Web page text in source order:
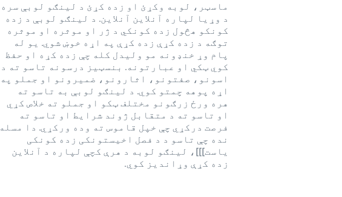
ماسټر، لوبه وکړئ او زده کړئ د لینګو لوبې سره
د وړیا لپاره آنلاین آنلاین. د لینګو لوبې د زده
کونکو هڅول زده کونکي د ژر او موثره او موثره
توګه د زده کړې زده کړې په اړه خوښ شوي. یو له
پام وړ خنډونه مو ولیدل کله چې زده کړه او حفظ
کوي ټکي او عبارتونه. بنسټیز درسونه تاسو ته د
اسونو، صفتونو، اثارونو، ضمیرونو او جملو په
اړه پوهه چمتو کوي. د لینګو لوبې به تاسو ته
هره ورځ زرګونو مختلف ټکو او جملو ته خلاص کړي
او تاسو ته د متقابل ژوند شرایط او تاسو ته
فرصت درکړي چې خپل قاموس ته وده ورکړي. دا مسله
نده چې تاسو د د فصل اخیستونکی زده کونکی
یاست]]]، لینګو لوبه د هرې کچې لپاره د آنلاین
زده کړې وړاندیز کوي.